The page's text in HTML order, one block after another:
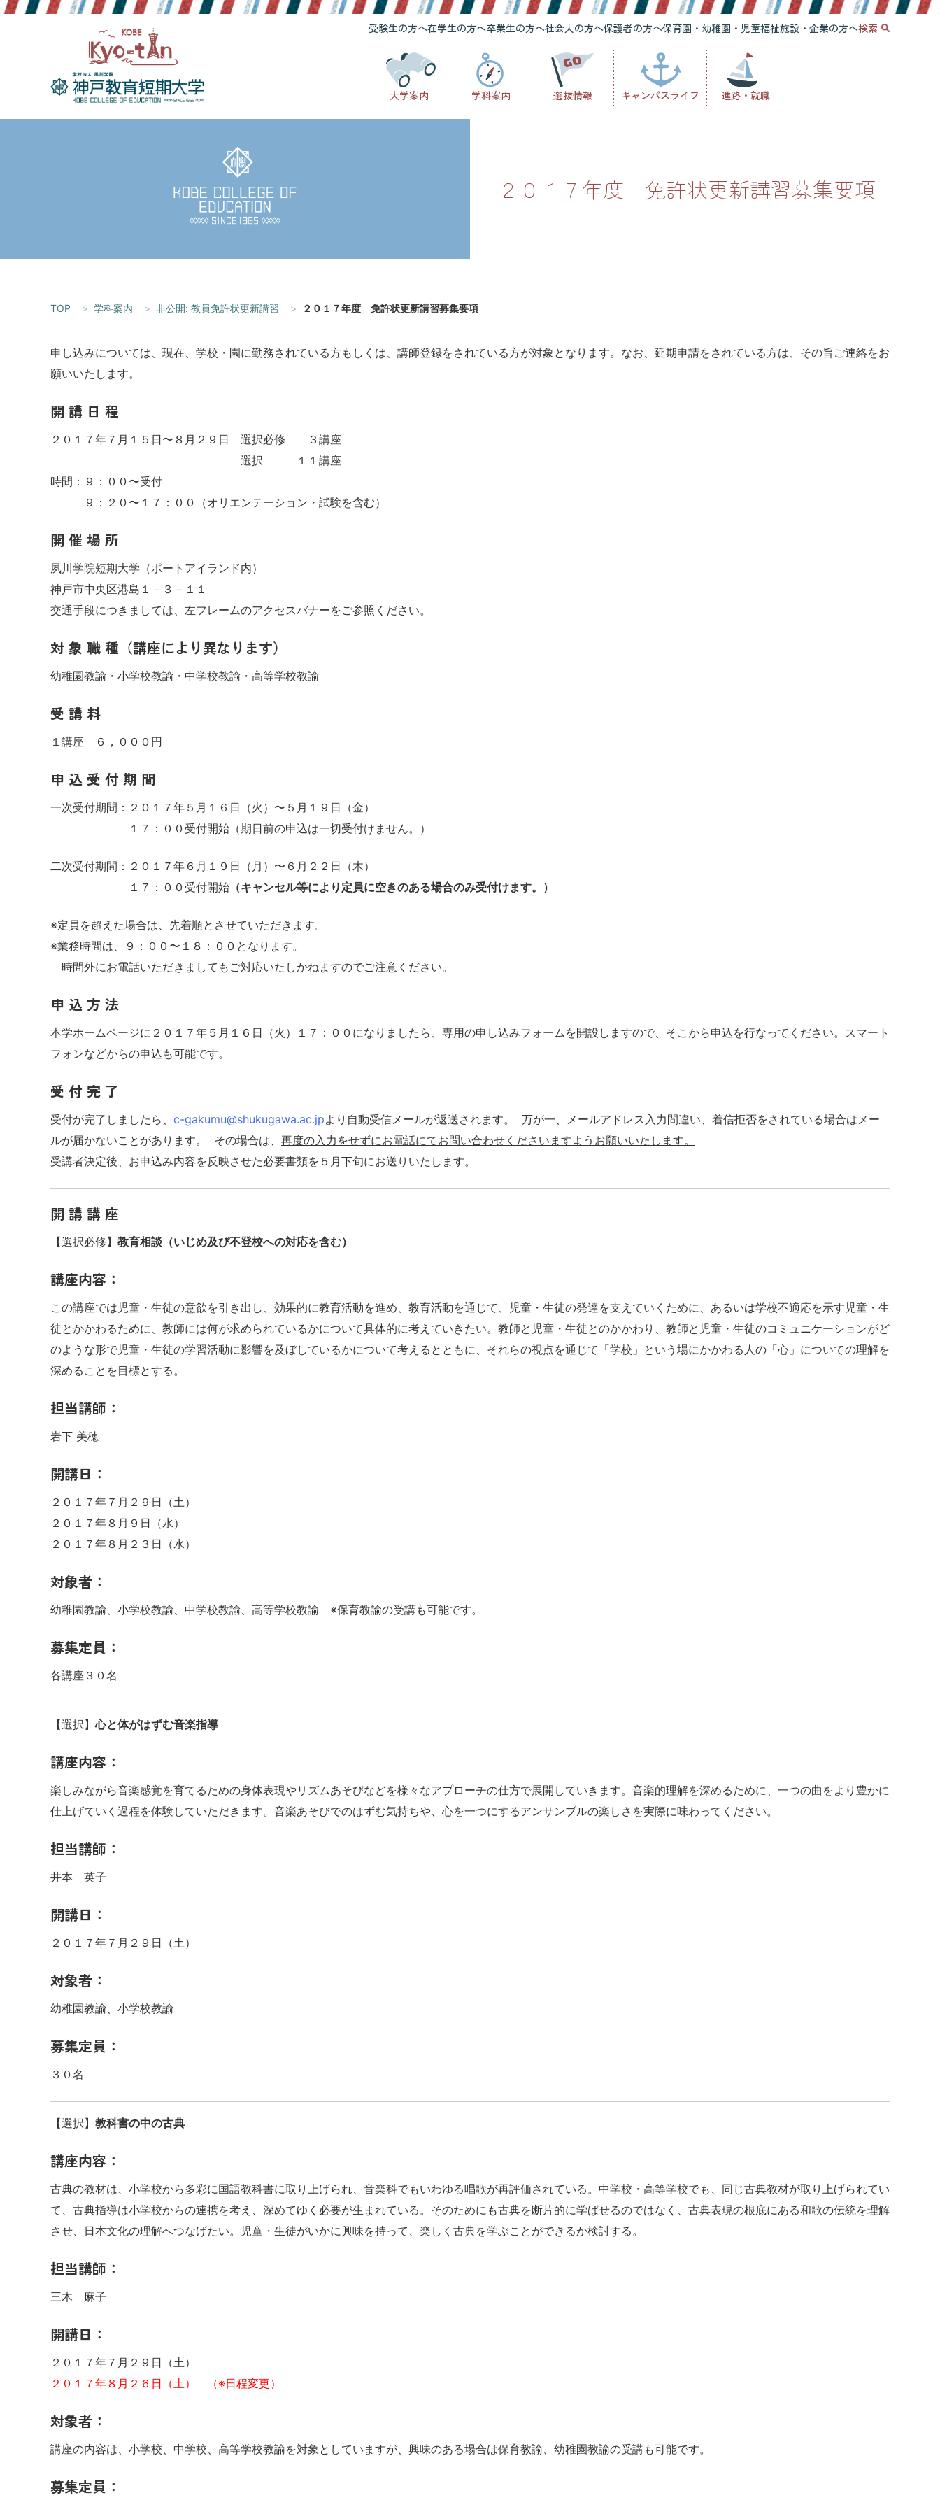
Skip
to
受験生の方へ在学生の方へ卒業生の方へ社会人の方へ保護者の方へ保育園・幼稚園・児童福祉施設・企業の方へ検索
大学案内 学科案内 選抜情報 キャンパスライフ 進路・就職
２０１７年度 免許状更新講習募集要項
TOP 学科案内 非公開: 教員免許状更新講習 ２０１７年度 免許状更新講習募集要項
申し込みについては、 現在、学校・園に勤務されている方もしくは、講師登録をされている方が対象となります。 なお、延期申請をされている方は、その旨ご連絡をお
願いいたします。
開 講 日 程
２０１７年７月１５日〜８月２９日 選択必修 ３講座
選択 １１講座
時間：９：００〜受付
９：２０〜１７：００（オリエンテーション・試験を含む）
開 催 場 所
夙川学院短期大学（ポートアイランド内）
神戸市中央区港島１－３－１１
交通手段につきましては、左フレームのアクセスバナーをご参照ください。
対 象 職 種（講座により異なります）
幼稚園教諭・小学校教諭・中学校教諭・高等学校教諭
受 講 料
１講座 ６，０００円
申 込 受 付 期 間
一次受付期間：２０１７年５月１６日（火）〜５月１９日（金）
１７：００受付開始（期日前の申込は一切受付けません。）
二次受付期間：２０１７年６月１９日（月）〜６月２２日（木）
１７：００受付開始 （キャンセル等により定員に空きのある場合のみ受付けます。）
※定員を超えた場合は、先着順とさせていただきます。
※業務時間は、９：００〜１８：００となります。
時間外にお電話いただきましてもご対応いたしかねますのでご注意ください。
申 込 方 法
本学ホームページに ２０１７年５月１６日（火）１７：００ になりましたら、専用の申し込みフォームを開設しますので、そこから申込を行なってください。スマート
フォンなどからの申込も可能です。
受 付 完 了
受付が完了しましたら、 c-gakumu@shukugawa.ac.jpより自動受信メールが返送されます。 万が一、メールアドレス入力間違い、着信拒否をされている場合はメー
ルが届かないことがあります。 その場合は、 再度の入力をせずにお電話にてお問い合わせくださいますようお願いいたします。
受講者決定後、お申込み内容を反映させた必要書類を５月下旬にお送りいたします。
開 講 講 座
【選択必修】 教育相談（いじめ及び不登校への対応を含む）
講座内容：
この講座では児童・生徒の意欲を引き出し、効果的に教育活動を進め、教育活動を通じて、児童・生徒の発達を支えていくために、あるいは学校不適応を示す児童・生
徒とかかわるために、教師には何が求められているかについて具体的に考えていきたい。教師と児童・生徒とのかかわり、教師と児童・生徒のコミュニケーションがど
のような形で児童・生徒の学習活動に影響を及ぼしているかについて考えるとともに、それらの視点を通じて「学校」という場にかかわる人の「心」についての理解を
深めることを目標とする。
担当講師：
岩下 美穂
開講日：
２０１７年７月２９日（土）
２０１７年８月９日（水）
２０１７年８月２３日（水）
対象者：
幼稚園教諭、小学校教諭、中学校教諭、高等学校教諭 ※保育教諭の受講も可能です。
募集定員：
各講座３０名
【選択】心と体がはずむ音楽指導
講座内容：
楽しみながら音楽感覚を育てるための身体表現やリズムあそびなどを様々なアプローチの仕方で展開していきます。音楽的理解を深めるために、一つの曲をより豊かに
仕上げていく過程を体験していただきます。音楽あそびでのはずむ気持ちや、心を一つにするアンサンブルの楽しさを実際に味わってください。
担当講師：
井本 英子
開講日：
２０１７年７月２９日（土）
対象者：
幼稚園教諭、小学校教諭
募集定員：
３０名
【選択】 教科書の中の古典
講座内容：
古典の教材は、小学校から多彩に国語教科書に取り上げられ、音楽科でもいわゆる唱歌が再評価されている。中学校・高等学校でも、同じ古典教材が取り上げられてい
て、古典指導は小学校からの連携を考え、深めてゆく必要が生まれている。そのためにも古典を断片的に学ばせるのではなく、古典表現の根底にある和歌の伝統を理解
させ、日本文化の理解へつなげたい。児童・生徒がいかに興味を持って、楽しく古典を学ぶことができるか検討する。
担当講師：
三木 麻子
開講日：
２０１７年７月２９日（土）
２０１７年８月２６日（土） （※日程変更）
対象者：
講座の内容は、小学校、中学校、高等学校教諭を対象としていますが、興味のある場合は保育教諭、幼稚園教諭の受講も可能です。
募集定員：